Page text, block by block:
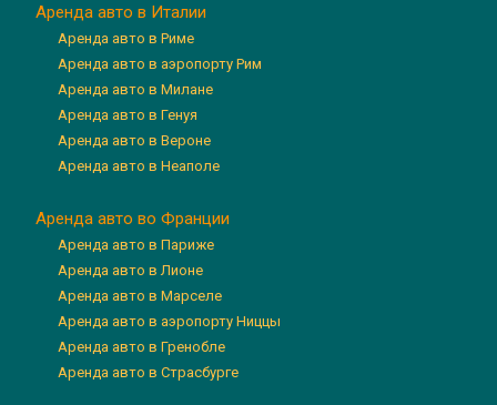
Аренда авто в Италии
Аренда авто в Риме
Аренда авто в аэропорту Рим
Аренда авто в Милане
Аренда авто в Генуя
Аренда авто в Вероне
Аренда авто в Неаполе
Аренда авто во Франции
Аренда авто в Париже
Аренда авто в Лионе
Аренда авто в Марселе
Аренда авто в аэропорту Ниццы
Аренда авто в Гренобле
Аренда авто в Страсбурге